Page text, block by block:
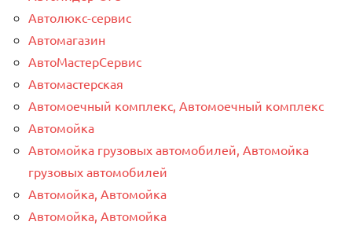
Автолюкс-сервис
Автомагазин
АвтоМастерСервис
Автомастерская
Автомоечный комплекс, Автомоечный комплекс
Автомойка
Автомойка грузовых автомобилей, Автомойка
грузовых автомобилей
Автомойка, Автомойка
Автомойка, Автомойка